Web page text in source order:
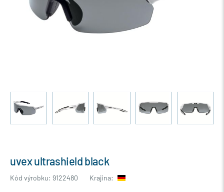
uvex ultrashield black
Kód výrobku: 9122480 Krajina: